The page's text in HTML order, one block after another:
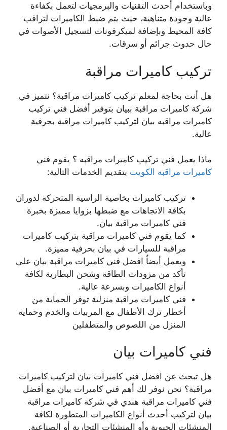
وباستخدام أحدث التقنيات والبرمجيات لتعمل بكفاءة
عالية وجودة متناهية، حيث يتم ضبط الكاميرات لتراقب
كافة المحيط وبإضافة لميكرفونات لتسجيل الأصوات في
حال حدوث جرائم أو سرقات.
تركيب كاميرات مراقبة
هل أنت بحاجة لمعلم تركيب كاميرات مراقبة؟ نتميز في
شركة كاميرات مراقبة ببيان بتوفير أفضل فني تركيب
كاميرات مراقبه بيان لتركيب كاميرات مراقبة بحرفية
عالية.
ماذا يعمل فني تركيب كاميرات مراقبه ؟ يقوم فني
كاميرات مراقبه الكويت بتقديم الخدمات التالية:
تركيب كاميرات بخاصية الراسية المتحركة لدوران
بكافة الاتجاهات مع ضبطها بزوايا مميزة بخبرة
فني كاميرات مراقبة بيان.
كما يقوم فني كاميرات مراقبة بتركيب كاميرات
مراقبة للسيارات في بيان بحرفية مميزة.
ويعمل أيضاُ افضل فني كاميرات مراقبة بيان على
تأكد من مزودات الطاقة وشحن البطارية لكافة
أنواع الكاميرات وبسرعة عالية.
فني كاميرات مراقبة منزلية توفر الحماية من
أخطار ترك الأطفال مع المربيات والخدم وحماية
المنزل من اللصوص والمتطفلين
فني كاميرات بيان
هل تبحث عن افضل فني كاميرات بيان لتركيب كاميرات
مراقبة؟ نحن نوفر لك أهم فني كاميرات بيان مع أفضل
فني كاميرات مراقبة هندي في شركة كاميرات مراقبة
بيان لتركيب أحدث أنواع الكاميرات المتطورة لكافة
المنشئات الحيوية وأو المنشئات التجارية أو الصناعية.